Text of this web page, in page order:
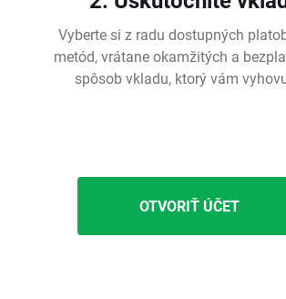
Vyberte si z radu dostupných
metód, vrátane okamžitých a
spôsob vkladu, ktorý vám
OTVORIŤ ÚČET